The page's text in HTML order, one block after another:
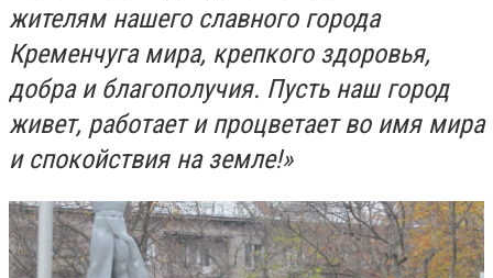
жителям нашего славного города
Кременчуга мира, крепкого здоровья,
добра и благополучия. Пусть наш город
живет, работает и процветает во имя мира
и спокойствия на земле!»